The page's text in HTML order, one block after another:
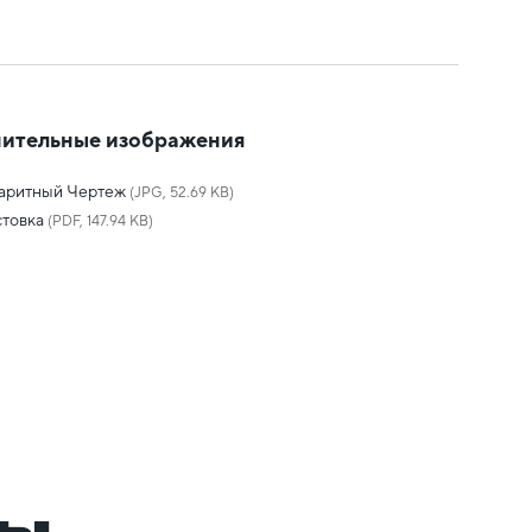
изображения
Чертеж (JPG, 52.69 KB)
(PDF, 147.94 KB)